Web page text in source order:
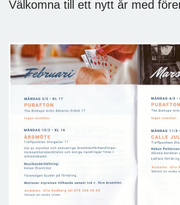
Välkomna till ett nytt år med